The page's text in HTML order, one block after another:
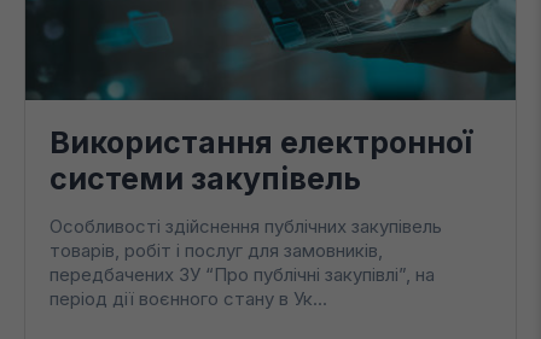
Використання електронної
системи закупівель
Особливості здійснення публічних закупівель
товарів, робіт і послуг для замовників,
передбачених ЗУ “Про публічні закупівлі”, на
період дії воєнного стану в Ук...